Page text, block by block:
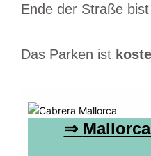
Ende der Straße
Das Parken ist
⇒